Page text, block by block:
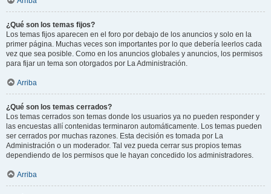
¿Qué son los temas fijos?
Los temas fijos aparecen en el foro por debajo de los anuncios y solo en la
primer página. Muchas veces son importantes por lo que debería leerlos cada
vez que sea posible. Como en los anuncios globales y anuncios, los permisos
para fijar un tema son otorgados por La Administración.
Arriba
¿Qué son los temas cerrados?
Los temas cerrados son temas donde los usuarios ya no pueden responder y
las encuestas allí contenidas terminaron automáticamente. Los temas pueden
ser cerrados por muchas razones. Esta decisión es tomada por La
Administración o un moderador. Tal vez pueda cerrar sus propios temas
dependiendo de los permisos que le hayan concedido los administradores.
Arriba